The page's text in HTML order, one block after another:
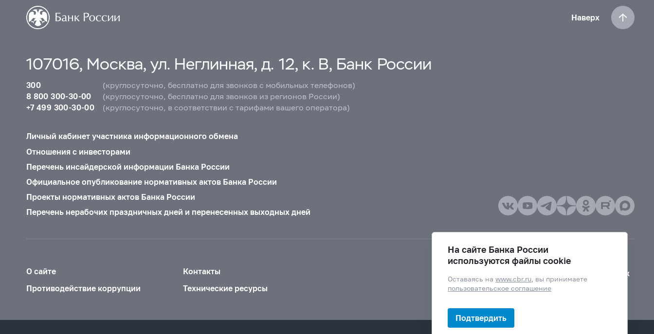
Наверх
107016, Москва, ул. Неглинная, д. 12, к. В, Банк России
300
(круглосуточно, бесплатно для звонков с мобильных телефонов)
8 800 300-30-00
(круглосуточно, бесплатно для звонков из регионов России)
+7 499 300-30-00
(круглосуточно, в соответствии с тарифами вашего оператора)
Личный кабинет участника информационного обмена
Отношения с инвесторами
Перечень инсайдерской информации Банка России
Официальное опубликование нормативных актов Банка России
Проекты нормативных актов Банка России
Перечень нерабочих праздничных дней и перенесенных выходных дней
О сайте
Контакты
Противодействие коррупции
Технические ресурсы
Версия для слабовидящих
На сайте Банка России
используются файлы cookie
Оставаясь наwww.cbr.ru, вы принимаете
пользовательское соглашение
Подтвердить